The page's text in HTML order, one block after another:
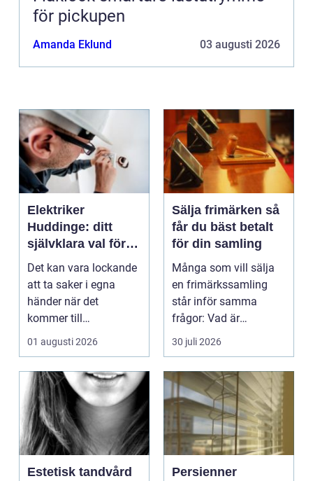
för pickupen
Amanda Eklund 03 augusti 2026
Elektriker
Huddinge: ditt
självklara val för
säker elinstallation
Det kan vara lockande
att ta saker i egna
händer när det
kommer till
hemförbättr...
01 augusti 2026
Sälja frimärken så
får du bäst betalt
för din samling
Många som vill sälja
en frimärkssamling
står inför samma
frågor: Vad är
samlingen värd? Var
vänder m...
30 juli 2026
Estetisk tandvård
Persienner